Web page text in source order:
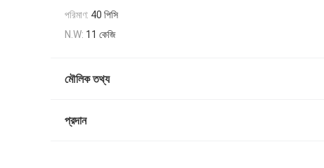
পরিমাণ: 40 পিসি
N.W: 11 কেজি
মৌলিক তথ্য
প্রদান